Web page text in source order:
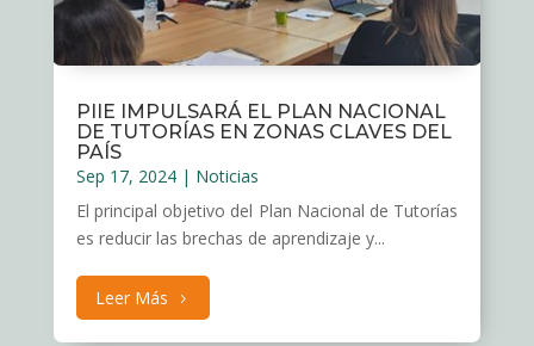
PIIE IMPULSARÁ EL PLAN NACIONAL
DE TUTORÍAS EN ZONAS CLAVES DEL
PAÍS
Sep 17, 2024| Noticias
El principal objetivo del Plan Nacional de Tutorías
es reducir las brechas de aprendizaje y...
Leer Más